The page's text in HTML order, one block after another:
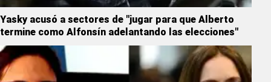
Yasky acusó a sectores de "jugar para que Alberto
termine como Alfonsín adelantando las elecciones"